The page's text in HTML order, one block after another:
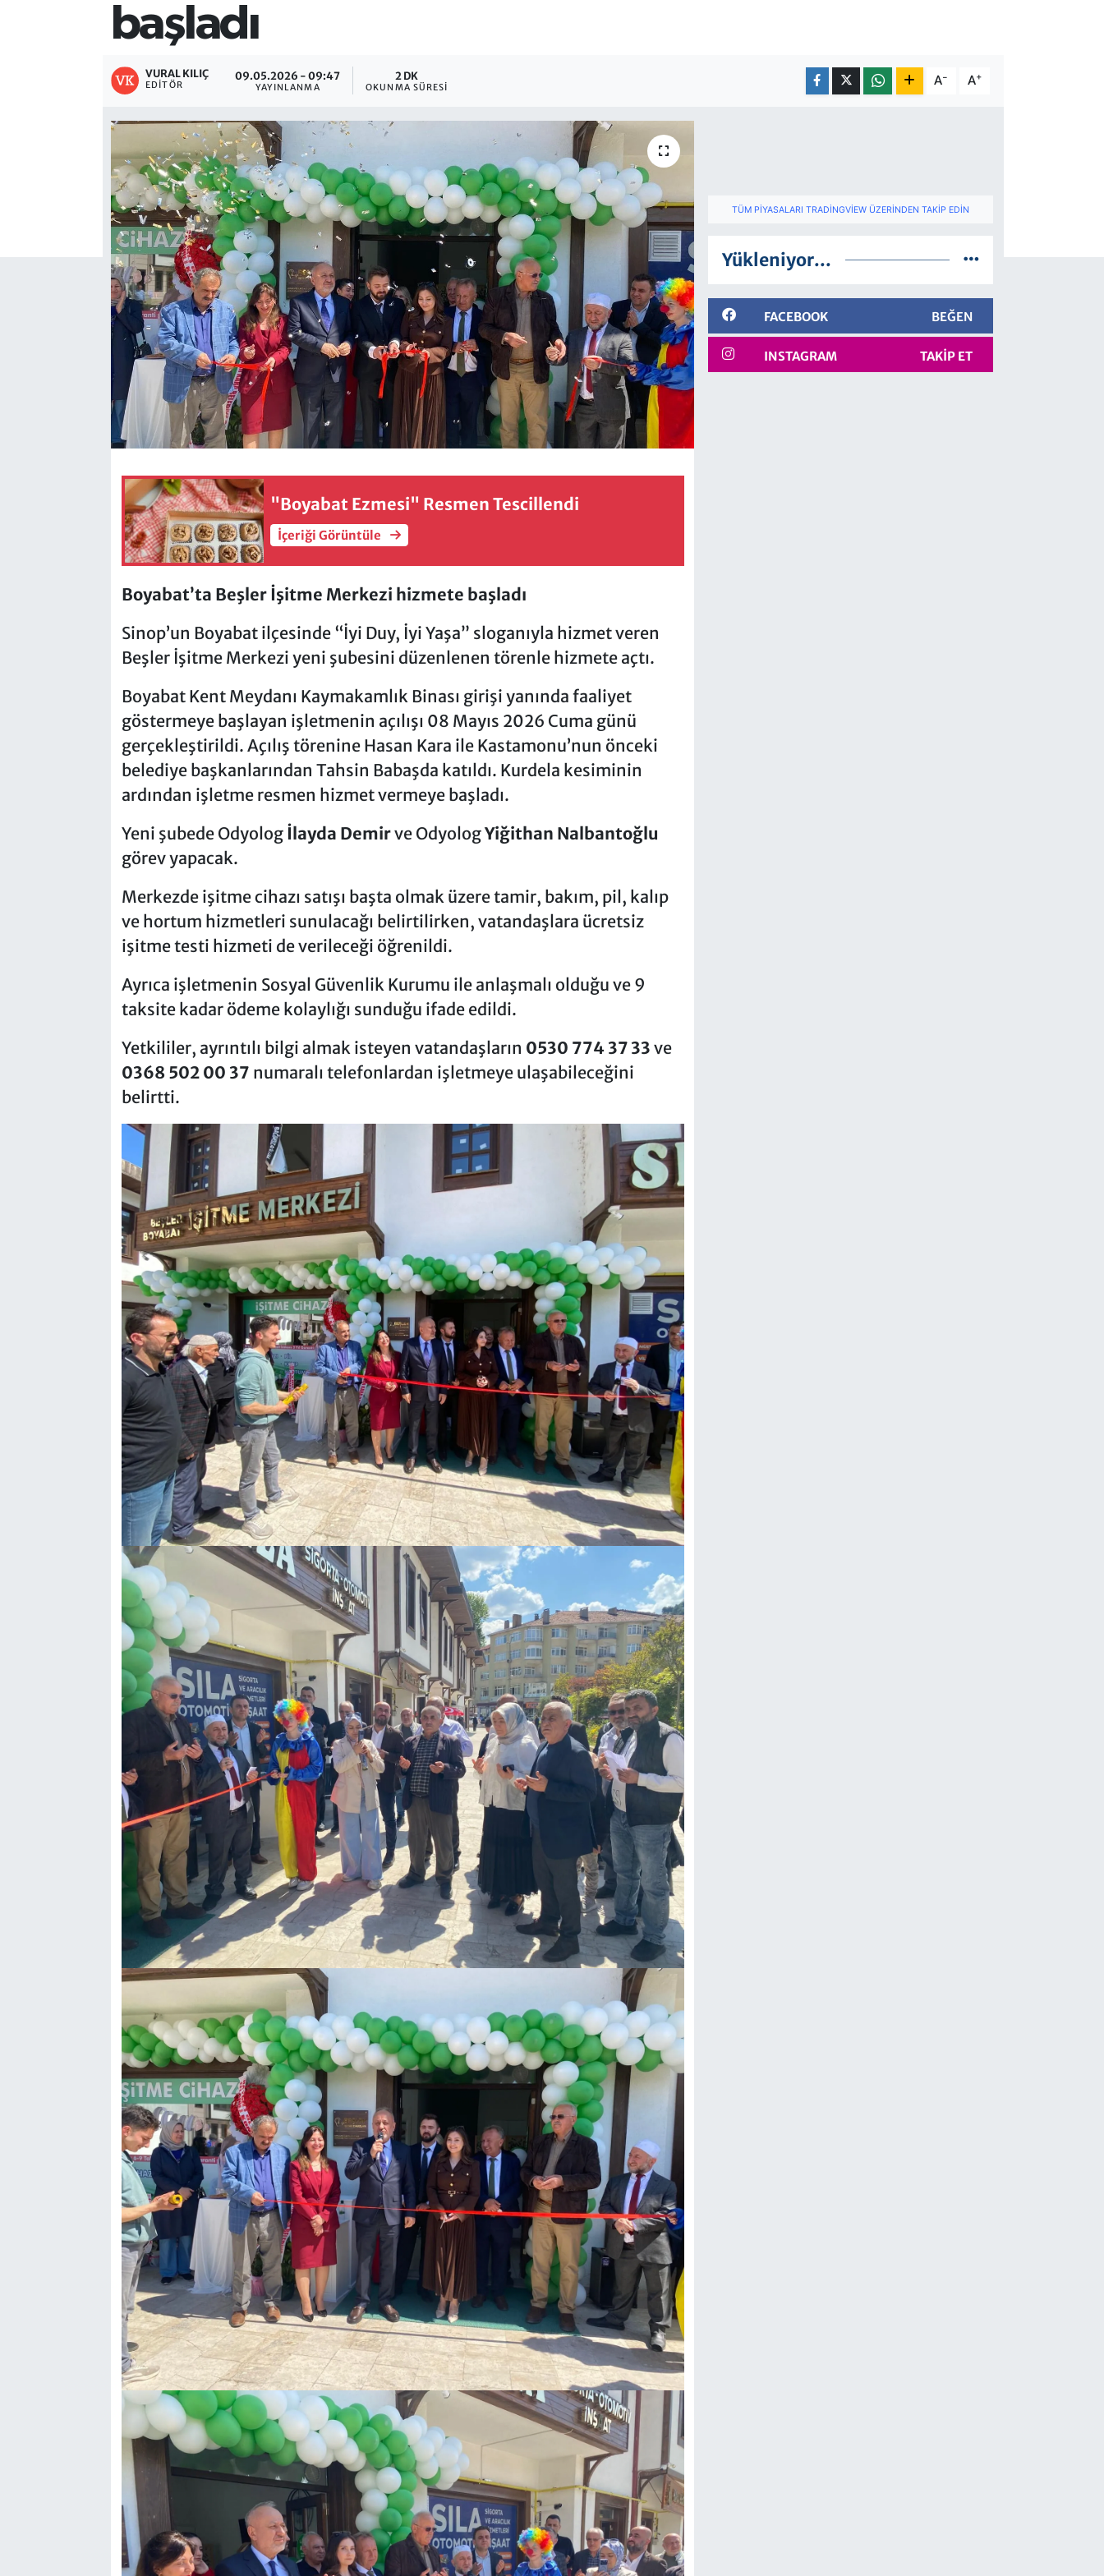
başladı
VURAL KILIÇ
EDITÖR
09.05.2026 - 09:47
YAYINLANMA
2 DK
OKUNMA SÜRESI A- A+
"Boyabat Ezmesi" Resmen Tescillendi
İçeriği Görüntüle
Boyabat’ta Beşler İşitme Merkezi hizmete başladı
Sinop’un Boyabat ilçesinde “İyi Duy, İyi Yaşa” sloganıyla hizmet veren
Beşler İşitme Merkezi yeni şubesini düzenlenen törenle hizmete açtı.
Boyabat Kent Meydanı Kaymakamlık Binası girişi yanında faaliyet
göstermeye başlayan işletmenin açılışı 08 Mayıs 2026 Cuma günü
gerçekleştirildi. Açılış törenine Hasan Kara ile Kastamonu’nun önceki
belediye başkanlarından Tahsin Babaşda katıldı. Kurdela kesiminin
ardından işletme resmen hizmet vermeye başladı.
Yeni şubede Odyolog İlayda Demirve OdyologYiğithan Nalbantoğlu
görev yapacak.
Merkezde işitme cihazı satışı başta olmak üzere tamir, bakım, pil, kalıp
ve hortum hizmetleri sunulacağı belirtilirken, vatandaşlara ücretsiz
işitme testi hizmeti de verileceği öğrenildi.
Ayrıca işletmenin Sosyal Güvenlik Kurumu ile anlaşmalı olduğu ve 9
taksite kadar ödeme kolaylığı sunduğu ifade edildi.
Yetkililer, ayrıntılı bilgi almak isteyen vatandaşların 0530 774 37 33 ve
0368 502 00 37 numaralı telefonlardan işletmeye ulaşabileceğini
belirtti.
TÜM PIYASALARI TRADINGVIEW ÜZERINDEN TAKIP EDIN
Yükleniyor...
FACEBOOK BEĞEN
INSTAGRAM TAKIP ET